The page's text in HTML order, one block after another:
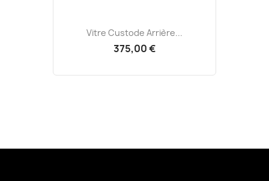
Vitre Custode Arrière...
375,00 €